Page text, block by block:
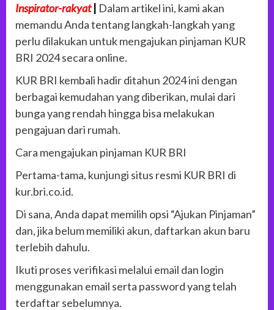
Inspirator-rakyat| Dalam artikel ini, kami akan
memandu Anda tentang langkah-langkah yang
perlu dilakukan untuk mengajukan pinjaman KUR
BRI 2024 secara online.
KUR BRI kembali hadir ditahun 2024 ini dengan
berbagai kemudahan yang diberikan, mulai dari
bunga yang rendah hingga bisa melakukan
pengajuan dari rumah.
Cara mengajukan pinjaman KUR BRI
Pertama-tama, kunjungi situs resmi KUR BRI di
kur.bri.co.id.
Di sana, Anda dapat memilih opsi “Ajukan Pinjaman”
dan, jika belum memiliki akun, daftarkan akun baru
terlebih dahulu.
Ikuti proses verifikasi melalui email dan login
menggunakan email serta password yang telah
terdaftar sebelumnya.